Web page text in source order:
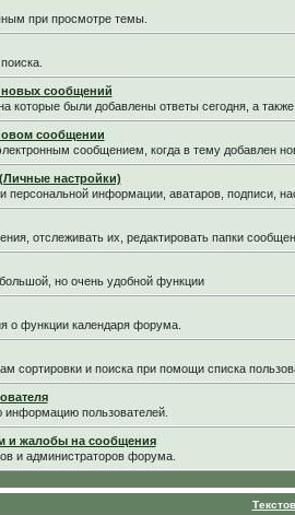
при просмотре темы.
новых сообщений
которые были добавлены ответы сегодня, а
сообщении
сообщением, когда в тему добавлен
настройки)
и персональной информации, аватаров, подписи,
отслеживать их, редактировать папки
но очень удобной функции
о функции календаря форума.
сортировки и поиска при помощи списка
информацию пользователей.
и жалобы на сообщения
и администраторов форума.